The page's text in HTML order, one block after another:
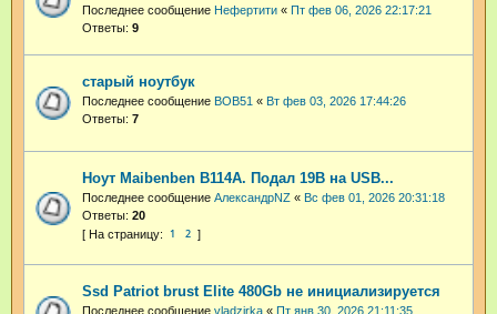
Последнее сообщение Нефертити « Пт фев 06, 2026 22:17:21
Ответы: 9
старый ноутбук
Последнее сообщение BOB51 « Вт фев 03, 2026 17:44:26
Ответы: 7
Ноут Maibenben B114A. Подал 19В на USB...
Последнее сообщение АлександрNZ « Вс фев 01, 2026 20:31:18
Ответы: 20
1 2
Ssd Patriot brust Elite 480Gb не инициализируется
Последнее сообщение vladzirka « Пт янв 30, 2026 21:11:35